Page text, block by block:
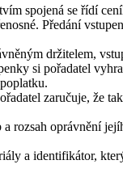
spojená se řídí
Předání
držitelem,
si pořadatel
zaručuje, že
rozsah oprávnění
a identifikátor,